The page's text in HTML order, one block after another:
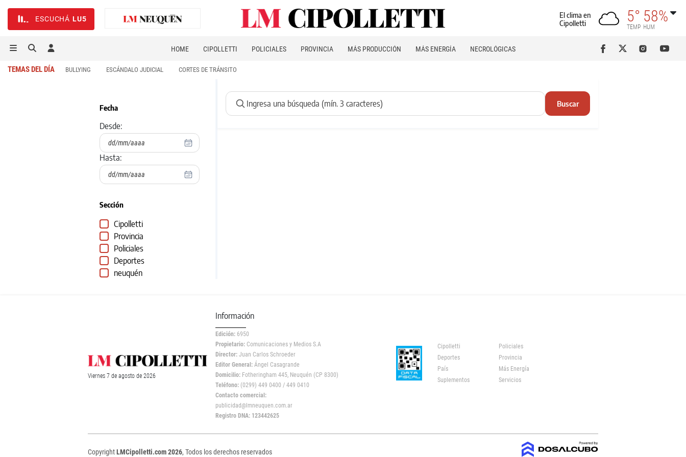
ESCUCHÁ LU5
El clima en
Cipolletti
5°
TEMP
58%
HUM
HOME CIPOLLETTI POLICIALES PROVINCIA MÁS PRODUCCIÓN MÁS ENERGÍA NECROLÓGICAS
TEMAS DEL DÍA BULLYING ESCÁNDALO JUDICIAL CORTES DE TRÁNSITO
Fecha
Desde:
Hasta:
Sección
Cipolletti
Provincia
Policiales
Deportes
neuquén
Buscar
Viernes 7 de agosto de 2026
Información
Edición: 6950
Propietario: Comunicaciones y Medios S.A
Director: Juan Carlos Schroeder
Editor General: Ángel Casagrande
Domicilio: Fotheringham 445, Neuquén (CP 8300)
Teléfono: (0299) 449 0400 / 449 0410
Contacto comercial:
publicidad@lmneuquen.com.ar
Registro DNA: 123442625
Cipolletti
Policiales
Deportes
Provincia
País
Más Energía
Suplementos
Servicios
CopyrightLMCipolletti.com 2026, Todos los derechos reservados